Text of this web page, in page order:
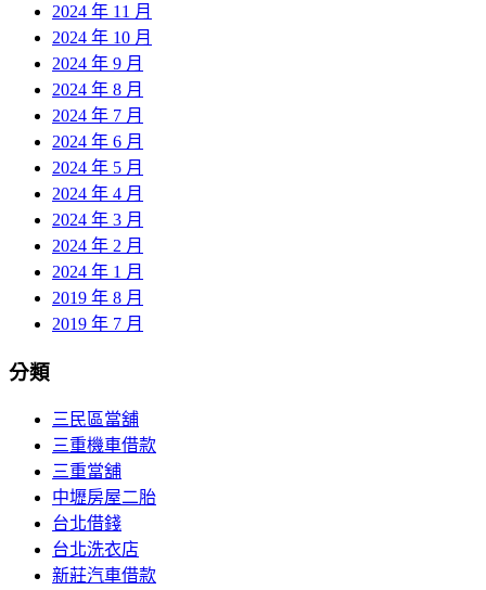
2024 年 11 月
2024 年 10 月
2024 年 9 月
2024 年 8 月
2024 年 7 月
2024 年 6 月
2024 年 5 月
2024 年 4 月
2024 年 3 月
2024 年 2 月
2024 年 1 月
2019 年 8 月
2019 年 7 月
分類
三民區當舖
三重機車借款
三重當舖
中壢房屋二胎
台北借錢
台北洗衣店
新莊汽車借款